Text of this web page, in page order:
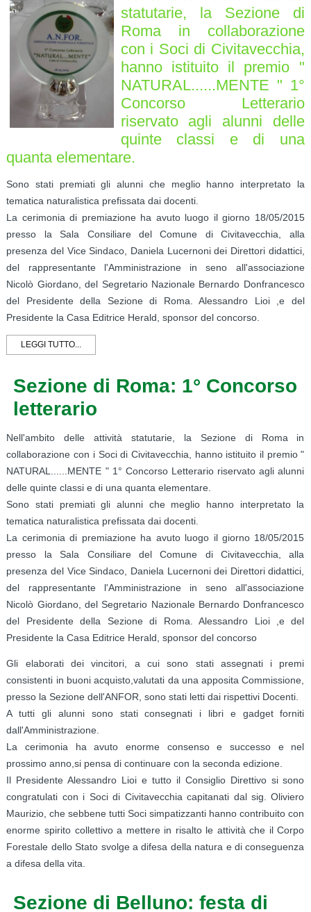
statutarie, la Sezione di
Roma in collaborazione
con i Soci di Civitavecchia,
hanno istituito il premio "
NATURAL......MENTE " 1°
Concorso Letterario
riservato agli alunni delle
quinte classi e di una
quanta elementare.
Sono stati premiati gli alunni che meglio hanno interpretato la
tematica naturalistica prefissata dai docenti.
La cerimonia di premiazione ha avuto luogo il giorno 18/05/2015
presso la Sala Consiliare del Comune di Civitavecchia, alla
presenza del Vice Sindaco, Daniela Lucernoni dei Direttori didattici,
del rappresentante l'Amministrazione in seno all'associazione
Nicolò Giordano, del Segretario Nazionale Bernardo Donfrancesco
del Presidente della Sezione di Roma. Alessandro Lioi ,e del
Presidente la Casa Editrice Herald, sponsor del concorso.
LEGGI TUTTO...
Sezione di Roma: 1° Concorso
letterario
Nell'ambito delle attività statutarie, la Sezione di Roma in
collaborazione con i Soci di Civitavecchia, hanno istituito il premio "
NATURAL......MENTE " 1° Concorso Letterario riservato agli alunni
delle quinte classi e di una quanta elementare.
Sono stati premiati gli alunni che meglio hanno interpretato la
tematica naturalistica prefissata dai docenti.
La cerimonia di premiazione ha avuto luogo il giorno 18/05/2015
presso la Sala Consiliare del Comune di Civitavecchia, alla
presenza del Vice Sindaco, Daniela Lucernoni dei Direttori didattici,
del rappresentante l'Amministrazione in seno all'associazione
Nicolò Giordano, del Segretario Nazionale Bernardo Donfrancesco
del Presidente della Sezione di Roma. Alessandro Lioi ,e del
Presidente la Casa Editrice Herald, sponsor del concorso
Gli elaborati dei vincitori, a cui sono stati assegnati i premi
consistenti in buoni acquisto,valutati da una apposita Commissione,
presso la Sezione dell'ANFOR, sono stati letti dai rispettivi Docenti.
A tutti gli alunni sono stati consegnati i libri e gadget forniti
dall'Amministrazione.
La cerimonia ha avuto enorme consenso e successo e nel
prossimo anno,si pensa di continuare con la seconda edizione.
Il Presidente Alessandro Lioi e tutto il Consiglio Direttivo si sono
congratulati con i Soci di Civitavecchia capitanati dal sig. Oliviero
Maurizio, che sebbene tutti Soci simpatizzanti hanno contribuito con
enorme spirito collettivo a mettere in risalto le attività che il Corpo
Forestale dello Stato svolge a difesa della natura e di conseguenza
a difesa della vita.
Sezione di Belluno: festa di